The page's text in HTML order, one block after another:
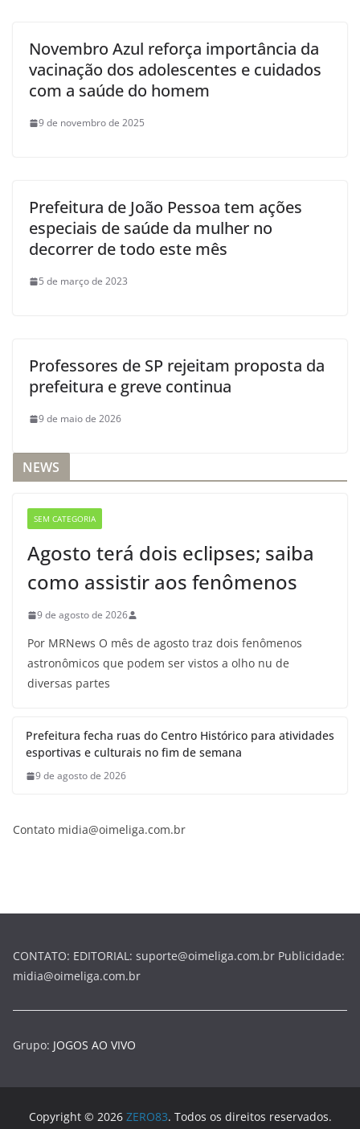
Novembro Azul reforça importância da
vacinação dos adolescentes e cuidados
com a saúde do homem
9 de novembro de 2025
Prefeitura de João Pessoa tem ações
especiais de saúde da mulher no
decorrer de todo este mês
5 de março de 2023
Professores de SP rejeitam proposta da
prefeitura e greve continua
9 de maio de 2026
NEWS
SEM CATEGORIA
Agosto terá dois eclipses; saiba
como assistir aos fenômenos
9 de agosto de 2026
Por MRNews O mês de agosto traz dois fenômenos
astronômicos que podem ser vistos a olho nu de
diversas partes
Prefeitura fecha ruas do Centro Histórico para atividades
esportivas e culturais no fim de semana
9 de agosto de 2026
Contato midia@oimeliga.com.br
CONTATO: EDITORIAL: suporte@oimeliga.com.br Publicidade:
midia@oimeliga.com.br
Grupo: JOGOS AO VIVO
Copyright © 2026 ZERO83. Todos os direitos reservados.